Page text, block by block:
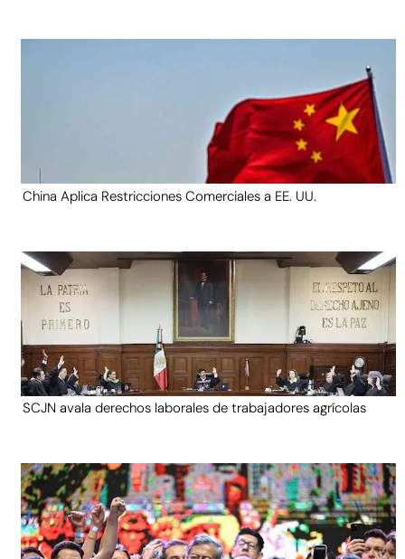
China Aplica Restricciones Comerciales a EE. UU.
SCJN avala derechos laborales de trabajadores agrícolas